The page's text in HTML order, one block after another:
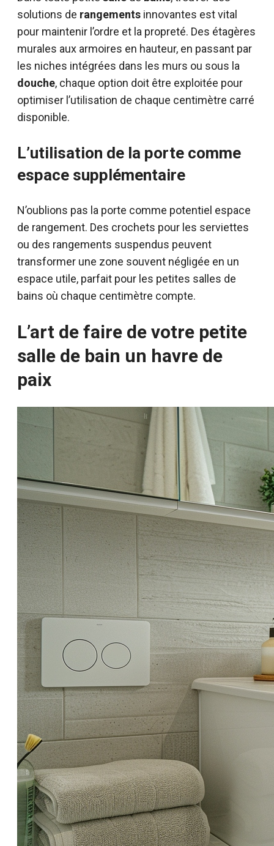
solutions de rangements innovantes est vital
pour maintenir l’ordre et la propreté. Des étagères
murales aux armoires en hauteur, en passant par
les niches intégrées dans les murs ou sous la
douche, chaque option doit être exploitée pour
optimiser l’utilisation de chaque centimètre carré
disponible.
L’utilisation de la porte comme
espace supplémentaire
N’oublions pas la porte comme potentiel espace
de rangement. Des crochets pour les serviettes
ou des rangements suspendus peuvent
transformer une zone souvent négligée en un
espace utile, parfait pour les petites salles de
bains où chaque centimètre compte.
L’art de faire de votre petite
salle de bain un havre de
paix